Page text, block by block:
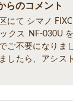
らのコメント
にて シマノ
クス NF-030U
ご不要になりま
したら、アシス